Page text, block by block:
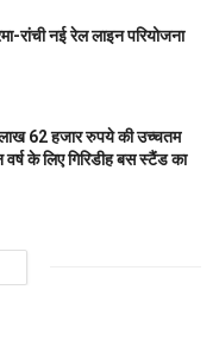
रांची नई रेल लाइन परियोजना
62 हजार रुपये की उच्चतम
के लिए गिरिडीह बस स्टैंड का